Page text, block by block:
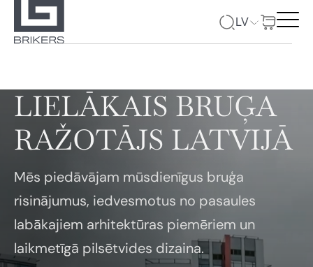
LV
LIELĀKAIS BRUĢA
RAŽOTĀJS LATVIJĀ
Mēs piedāvājam mūsdienīgus bruģa
risinājumus, iedvesmotus no pasaules
labākajiem arhitektūras piemēriem un
laikmetīgā pilsētvides dizaina.